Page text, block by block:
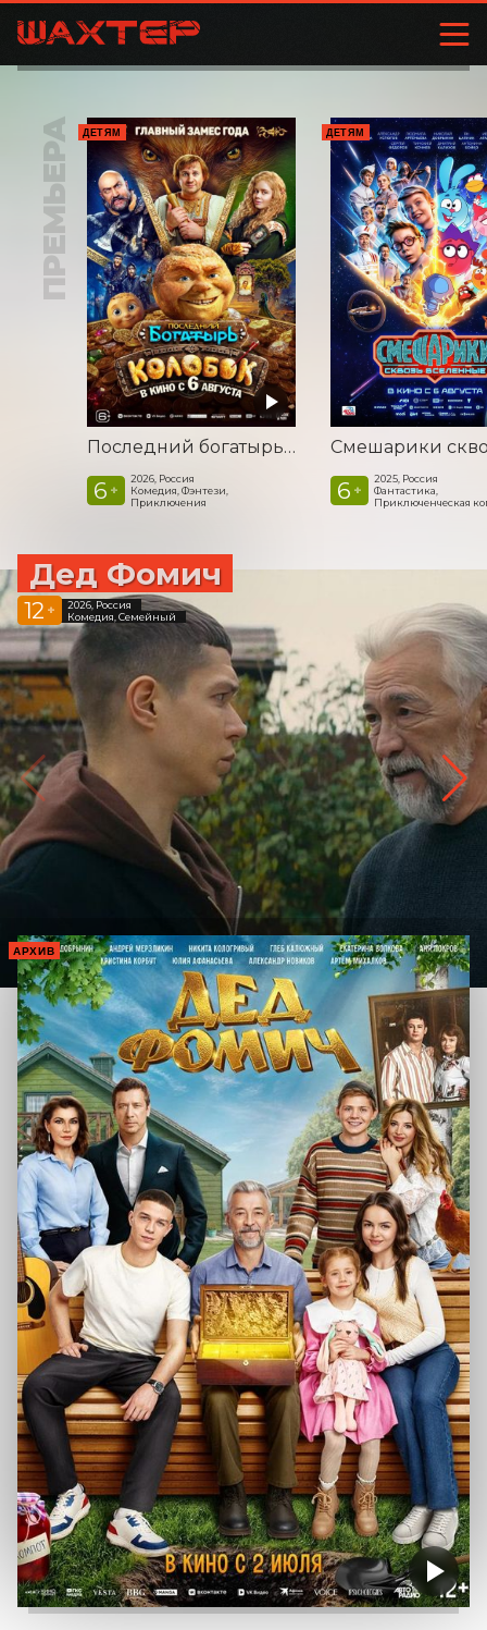
ПРЕМЬЕРА ДЕТЯМ
Последний богатырь. Колобок
6 +
2026, Россия
Комедия, Фэнтези,
Приключения
ДЕТЯМ
6 +
2025, Россия
Фантастика,
Приключенческая
Дед Фомич
12 +
2026, Россия
Комедия, Семейный
АРХИВ